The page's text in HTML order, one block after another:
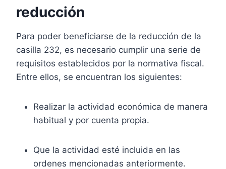
reducción
Para poder beneficiarse de la reducción de la
casilla 232, es necesario cumplir una serie de
requisitos establecidos por la normativa fiscal.
Entre ellos, se encuentran los siguientes:
Realizar la actividad económica de manera
habitual y por cuenta propia.
Que la actividad esté incluida en las
ordenes mencionadas anteriormente.